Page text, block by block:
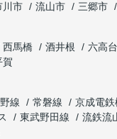
川市 流山市 三郷市
西馬橋 酒井根 六高台
賀
線 常磐線
京成電鉄
東武野田線 流鉄流